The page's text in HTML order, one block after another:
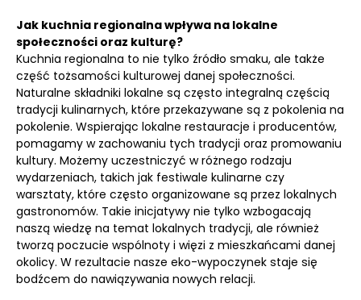
Jak kuchnia regionalna wpływa na lokalne
społeczności oraz kulturę?
Kuchnia regionalna to nie tylko źródło smaku, ale także
część tożsamości kulturowej danej społeczności.
Naturalne składniki lokalne są często integralną częścią
tradycji kulinarnych, które przekazywane są z pokolenia na
pokolenie. Wspierając lokalne restauracje i producentów,
pomagamy w zachowaniu tych tradycji oraz promowaniu
kultury. Możemy uczestniczyć w różnego rodzaju
wydarzeniach, takich jak festiwale kulinarne czy
warsztaty, które często organizowane są przez lokalnych
gastronomów. Takie inicjatywy nie tylko wzbogacają
naszą wiedzę na temat lokalnych tradycji, ale również
tworzą poczucie wspólnoty i więzi z mieszkańcami danej
okolicy. W rezultacie nasze eko-wypoczynek staje się
bodźcem do nawiązywania nowych relacji.